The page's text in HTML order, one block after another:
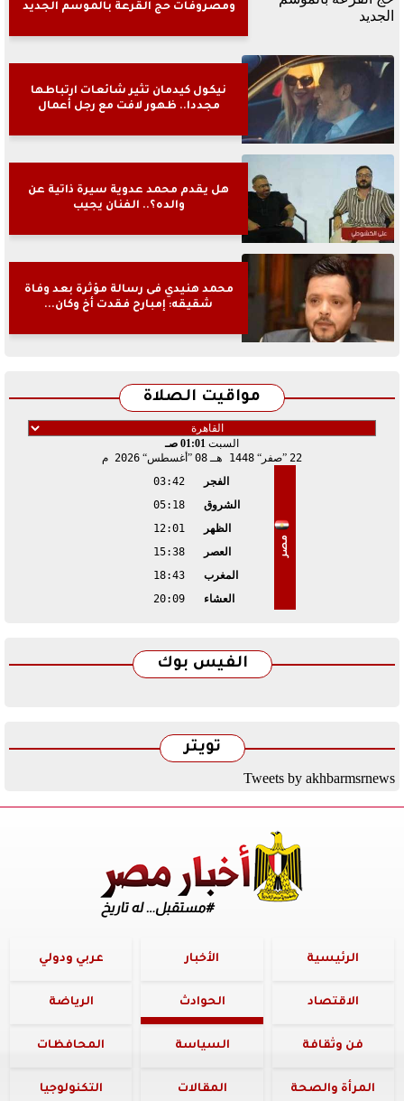
ومصروفات حج القرعة بالموسم الجديد
نيكول كيدمان تثير شائعات ارتباطها
مجددا.. ظهور لافت مع رجل أعمال
هل يقدم محمد عدوية سيرة ذاتية عن
والده؟.. الفنان يجيب
محمد هنيدي فى رسالة مؤثرة بعد وفاة
شقيقه: إمبارح فقدت أخ وكان...
مواقيت الصلاة
السبت 01:01 صـ
22 صفر 1448 هـ 08 أغسطس 2026 م
مصر
الفجر
03:42
الشروق
05:18
الظهر
12:01
العصر
15:38
المغرب
18:43
العشاء
20:09
الفيس بوك
تويتر
Tweets by akhbarmsrnews
الرئيسية الأخبار عربي ودولي
الاقتصاد الحوادث الرياضة
فن وثقافة السياسة المحافظات
المرأة والصحة المقالات التكنولوجيا